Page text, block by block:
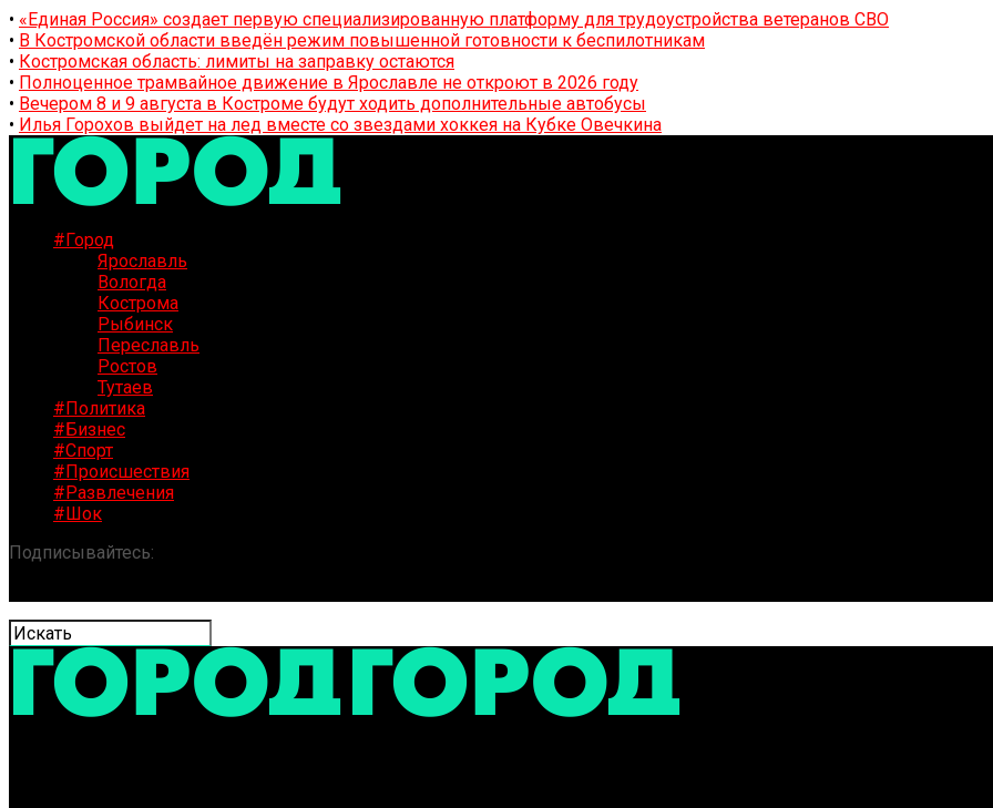
• «Единая Россия» создает первую специализированную платформу для трудоустройства ветеранов СВО
• В Костромской области введён режим повышенной готовности к беспилотникам
• Костромская область: лимиты на заправку остаются
• Полноценное трамвайное движение в Ярославле не откроют в 2026 году
• Вечером 8 и 9 августа в Костроме будут ходить дополнительные автобусы
• Илья Горохов выйдет на лед вместе со звездами хоккея на Кубке Овечкина
#Город
Ярославль
Вологда
Кострома
Рыбинск
Переславль
Ростов
Тутаев
#Политика
#Бизнес
#Спорт
#Происшествия
#Развлечения
#Шок
Подписывайтесь: